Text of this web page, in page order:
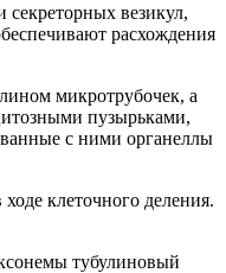
везикул,
расхождения
микротрубочек, а
пузырьками,
с ними органеллы
клеточного деления.
тубулиновый